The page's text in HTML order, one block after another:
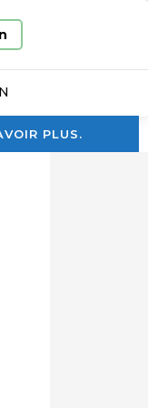
PLUS.